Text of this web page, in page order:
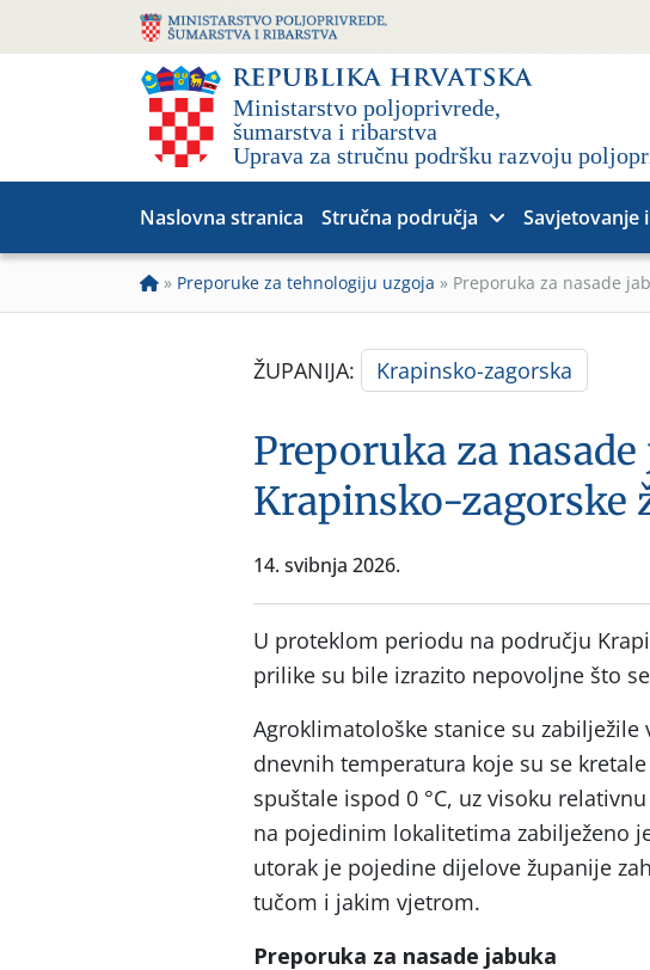
Naslovna stranica Stručna područja Savjetovanje
» Preporuke za tehnologiju uzgoja » Preporuka za nasade
ŽUPANIJA: Krapinsko-zagorska
Preporuka za
Krapinsko-zagorske
14. svibnja 2026.
U proteklom periodu na području
prilike su bile izrazito nepovoljne što
Agroklimatološke stanice su
dnevnih temperatura koje su se
spuštale ispod 0 °C, uz visoku
na pojedinim lokalitetima zabilježeno
utorak je pojedine dijelove županije
tučom i jakim vjetrom.
Preporuka za nasade jabuka